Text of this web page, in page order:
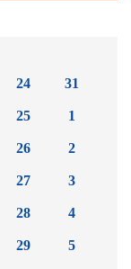
24
25
26
27
28
29
31
1
2
3
4
5